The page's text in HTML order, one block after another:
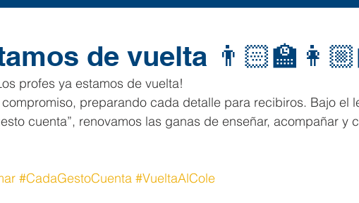
de vuelta
profes ya estamos de vuelta!
preparando cada detalle para recibiros. Bajo el
cuenta”, renovamos las ganas de enseñar, acompañar y
#CadaGestoCuenta #VueltaAlCole